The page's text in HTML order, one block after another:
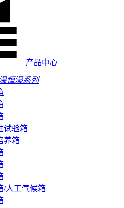
产品中心
恒湿系列
试验箱
养箱
/人工气候箱